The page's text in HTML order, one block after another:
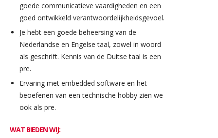
goede communicatieve vaardigheden en een
goed ontwikkeld verantwoordelijkheidsgevoel.
Je hebt een goede beheersing van de
Nederlandse en Engelse taal, zowel in woord
als geschrift. Kennis van de Duitse taal is een
pre.
Ervaring met embedded software en het
beoefenen van een technische hobby zien we
ook als pre.
WAT BIEDEN WIJ: